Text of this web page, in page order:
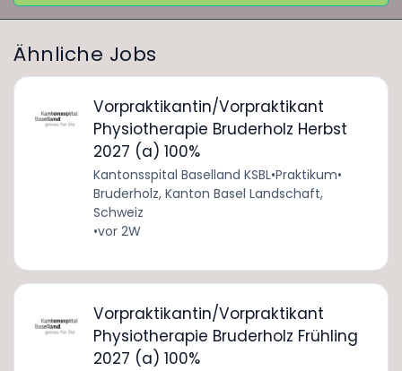
Ähnliche Jobs
Vorpraktikantin/Vorpraktikant
Physiotherapie Bruderholz Herbst
2027 (a) 100%
Kantonsspital Baselland KSBL•Praktikum•
Bruderholz, Kanton Basel Landschaft,
Schweiz
•vor 2W
Vorpraktikantin/Vorpraktikant
Physiotherapie Bruderholz Frühling
2027 (a) 100%